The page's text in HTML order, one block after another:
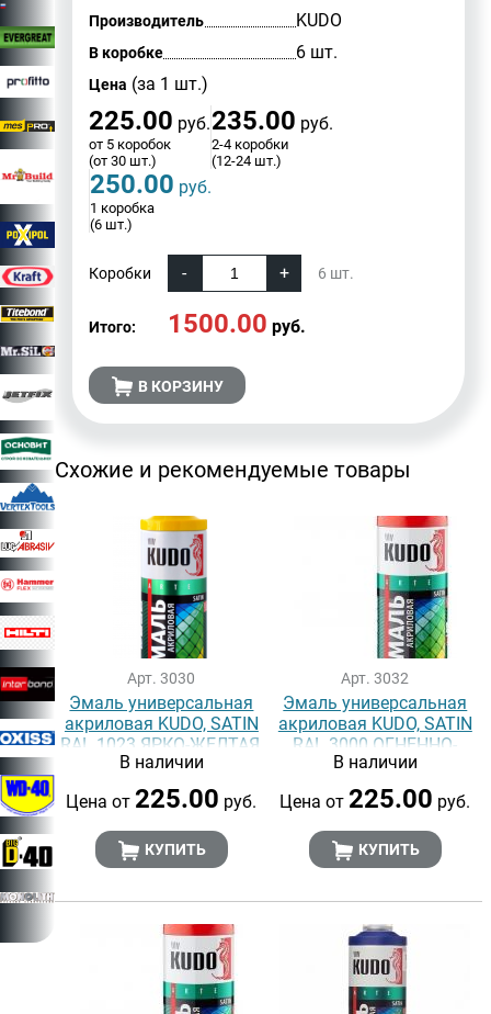
Производитель KUDO
В коробке 6 шт.
Цена (за 1 шт.)
225.00 руб.
от 5 коробок
(от 30 шт.)
235.00 руб.
2-4 коробки
(12-24 шт.)
250.00 руб.
1 коробка
(6 шт.)
Коробки 6 шт.
Итого: 1500.00 руб.
В КОРЗИНУ
Схожие и рекомендуемые товары
Арт. 3030
Эмаль универсальная
акриловая KUDO, SATIN
RAL 1023 ЯРКО-ЖЕЛТАЯ,
520 мл
В наличии
Цена от 225.00 руб.
КУПИТЬ
Арт. 3032
Эмаль универсальная
акриловая KUDO, SATIN
RAL 3000 ОГНЕННО-
КРАСНАЯ, 520 мл
В наличии
Цена от 225.00 руб.
КУПИТЬ